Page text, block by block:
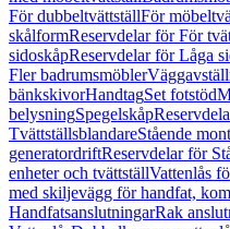
För dubbeltvättställFör
skålformReservdelar för För
sidoskåpReservdelar för Låga
Fler badrumsmöbler
bänkskivorHandtagSet fotstöd
belysningSpegelskåp
TvättställsblandareStående
generatordriftReservdelar för
enheter och tvättställVattenlås
med skiljevägg för handfat,
HandfatsanslutningarRak